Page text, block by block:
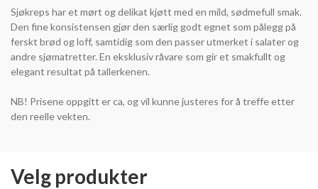
Sjøkreps har et mørt og delikat kjøtt med en mild, sødmefull smak.
Den fine konsistensen gjør den særlig godt egnet som pålegg på
ferskt brød og loff, samtidig som den passer utmerket i salater og
andre sjømatretter. En eksklusiv råvare som gir et smakfullt og
elegant resultat på tallerkenen.
NB! Prisene oppgitt er ca, og vil kunne justeres for å treffe etter
den reelle vekten.
Velg produkter